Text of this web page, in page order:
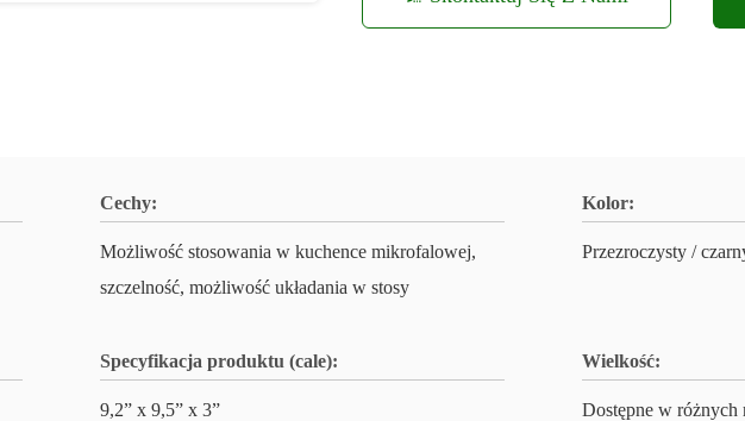
Cechy:
Możliwość stosowania w kuchence mikrofalowej,
szczelność, możliwość układania w stosy
Kolor:
Przezroczysty /
Specyfikacja produktu (cale):
9,2” x 9,5” x 3”
Wielkość:
Dostępne w różnych